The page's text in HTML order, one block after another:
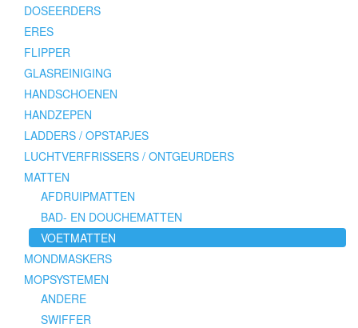
DOSEERDERS
ERES
FLIPPER
GLASREINIGING
HANDSCHOENEN
HANDZEPEN
LADDERS / OPSTAPJES
LUCHTVERFRISSERS / ONTGEURDERS
MATTEN
AFDRUIPMATTEN
BAD- EN DOUCHEMATTEN
VOETMATTEN
MONDMASKERS
MOPSYSTEMEN
ANDERE
SWIFFER